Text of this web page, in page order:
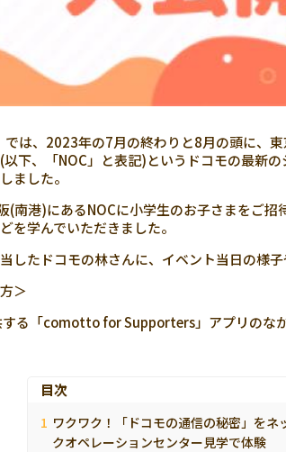
は、2023年の7月の終わりと8月の頭に、
下、「NOC」と表記)というドコモの最新
ました。
(南港)にあるNOCに小学生のお子さまをご
を学んでいただきました。
したドコモの林さんに、イベント当日の様
＞
る「comotto for Supporters」アプリのな
目次
ワクワク！「ドコモの通信の秘密」をネ
クオペレーションセンター見学で体験